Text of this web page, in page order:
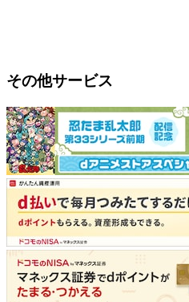
その他サービス